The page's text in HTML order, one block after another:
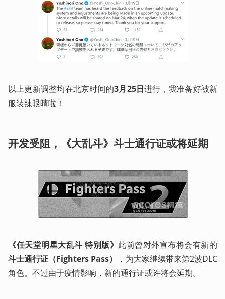
以上更新调整均在北京时间的3月25日进行，我准备好被新
服装辣眼睛啦！
开发受阻，《大乱斗》斗士通行证或将延期
《任天堂明星大乱斗 特别版》 此前曾对外宣布将会有新的
斗士通行证（Fighters Pass）
，为大家继续带来第2波DLC
角色。不过由于疫情影响，新的通行证或许将会延期。